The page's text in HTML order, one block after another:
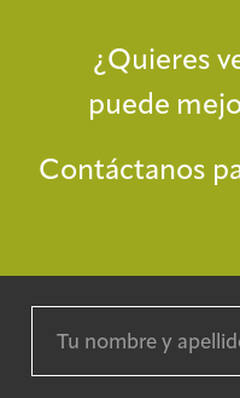
¿Quieres
puede
Contáctanos